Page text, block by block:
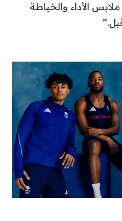
الأداء والخياطة